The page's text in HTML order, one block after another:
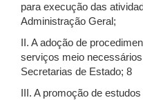
para execução das
Administração Geral;
II. A adoção de
serviços meio
Secretarias de Estado; 8
III. A promoção de